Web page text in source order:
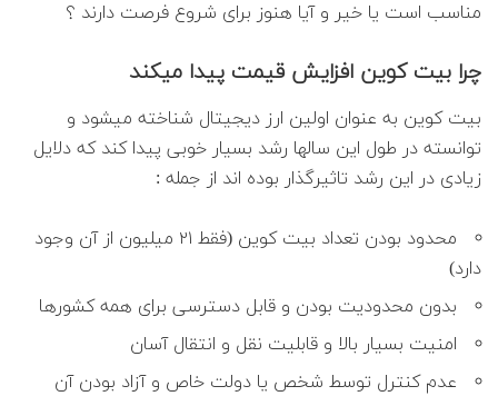
مناسب است یا خیر و آیا هنوز برای شروع فرصت دارند ؟
چرا بیت کوین افزایش قیمت پیدا میکند
بیت کوین به عنوان اولین ارز دیجیتال شناخته میشود و
توانسته در طول این سالها رشد بسیار خوبی پیدا کند که دلایل
زیادی در این رشد تاثیرگذار بوده اند از جمله :
محدود بودن تعداد بیت کوین (فقط ۲۱ میلیون از آن وجود
دارد)
بدون محدودیت بودن و قابل دسترسی برای همه کشورها
امنیت بسیار بالا و قابلیت نقل و انتقال آسان
عدم کنترل توسط شخص یا دولت خاص و آزاد بودن آن